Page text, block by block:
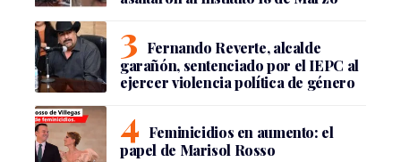
Fernando Reverte, alcalde
garañón, sentenciado por el IEPC al
ejercer violencia política de género
Feminicidios en aumento: el
papel de Marisol Rosso